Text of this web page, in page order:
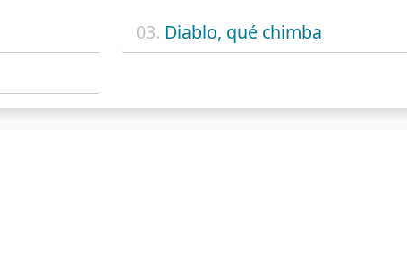
03. Diablo, qué chimba